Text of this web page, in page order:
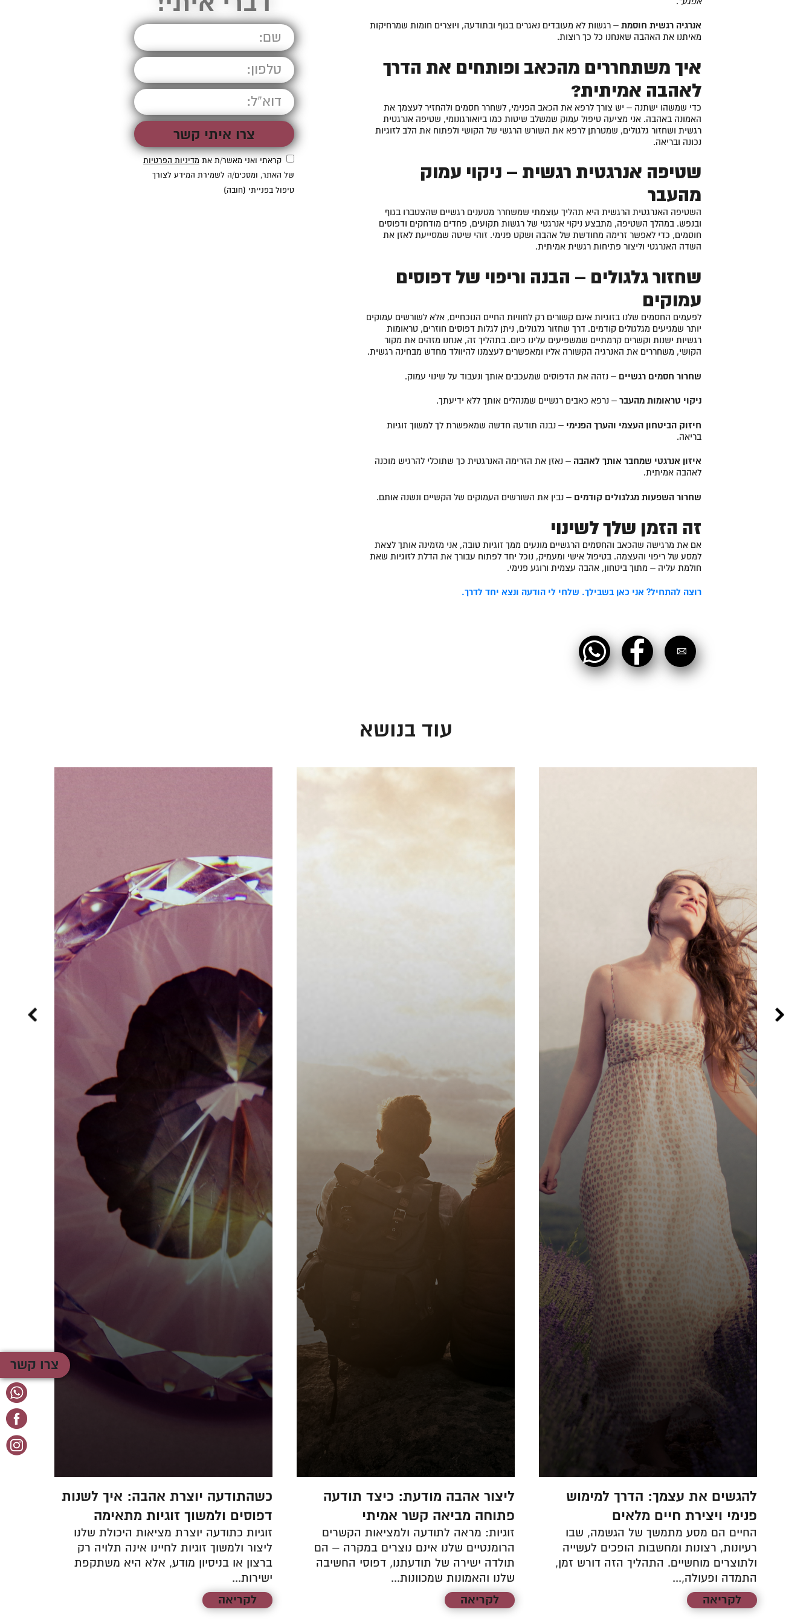
צרו קשר
קראתי ואני מאשר/ת את מדיניות הפרטיות
המידע לצורך טיפול בפנייתי (חובה)
אנרגיה רגשית חוסמת – רגשות לא מעובדים נאגרים בגוף ובתודעה, ויוצרים חומות שמרחיקות
מאיתנו את האהבה שאנחנו כל כך רוצות.
איך משתחררים מהכאב ופותחים את הדרך
לאהבה אמיתית?
כדי שמשהו ישתנה – יש צורך לרפא את הכאב הפנימי, לשחרר חסמים ולהחזיר לעצמך את
האמונה באהבה. אני מציעה טיפול עמוק שמשלב שיטות כמו ביואורגונומי, שטיפה אנרגטית
רגשית ושחזור גלגולים, שמטרתן לרפא את השורש הרגשי של הקושי ולפתוח את הלב לזוגיות
נכונה ובריאה.
שטיפה אנרגטית רגשית – ניקוי עמוק
מהעבר
השטיפה האנרגטית הרגשית היא תהליך עוצמתי שמשחרר מטענים רגשיים שהצטברו בגוף
ובנפש. במהלך השטיפה, מתבצע ניקוי אנרגטי של רגשות תקועים, פחדים מודחקים ודפוסים
חוסמים, כדי לאפשר זרימה מחודשת של אהבה ושקט פנימי. זוהי שיטה שמסייעת לאזן את
השדה האנרגטי וליצור פתיחות רגשית אמיתית.
שחזור גלגולים – הבנה וריפוי של דפוסים
עמוקים
לפעמים החסמים שלנו בזוגיות אינם קשורים רק לחוויות החיים הנוכחיים, אלא לשורשים עמוקים
יותר שמגיעים מגלגולים קודמים. דרך שחזור גלגולים, ניתן לגלות דפוסים חוזרים, טראומות
רגשיות ישנות וקשרים קרמתיים שמשפיעים עלינו כיום. בתהליך זה, אנחנו מזהים את מקור
הקושי, משחררים את האנרגיה הקשורה אליו ומאפשרים לעצמנו להיוולד מחדש מבחינה רגשית.
שחרור חסמים רגשיים – נזהה את הדפוסים שמעכבים אותך ונעבוד על שינוי עמוק.
ניקוי טראומות מהעבר – נרפא כאבים רגשיים שמנהלים אותך ללא ידיעתך.
חיזוק הביטחון העצמי והערך הפנימי – נבנה תודעה חדשה שמאפשרת לך למשוך זוגיות
בריאה.
איזון אנרגטי שמחבר אותך לאהבה – נאזן את הזרימה האנרגטית כך שתוכלי להרגיש מוכנה
לאהבה אמיתית.
שחרור השפעות מגלגולים קודמים – נבין את השורשים העמוקים של הקשיים ונשנה אותם.
זה הזמן שלך לשינוי
אם את מרגישה שהכאב והחסמים הרגשיים מונעים ממך זוגיות טובה, אני מזמינה אותך לצאת
למסע של ריפוי והעצמה. בטיפול אישי ומעמיק, נוכל יחד לפתוח עבורך את הדלת לזוגיות שאת
חולמת עליה – מתוך ביטחון, אהבה עצמית ורוגע פנימי.
רוצה להתחיל? אני כאן בשבילך. שלחי לי הודעה ונצא יחד לדרך.
קראתי ואני מאשר/ת אתמדיניות הפרטיות
של האתר, ומסכים/ה לשמירת המידע לצורך
טיפול בפנייתי (חובה)
עוד בנושא
להגשים את עצמך: הדרך למימוש
פנימי ויצירת חיים מלאים
החיים הם מסע מתמשך של הגשמה, שבו
רעיונות, רצונות ומחשבות הופכים לעשייה
ולתוצרים מוחשיים. התהליך הזה דורש זמן,
התמדה ופעולה,...
לקריאה
ליצור אהבה מודעת: כיצד תודעה
פתוחה מביאה קשר אמיתי
זוגיות: מראה לתודעה ולמציאות הקשרים
הרומנטיים שלנו אינם נוצרים במקרה – הם
תולדה ישירה של תודעתנו, דפוסי החשיבה
שלנו והאמונות שמכוונות...
לקריאה
כשהתודעה יוצרת אהבה: איך לשנות
דפוסים ולמשוך זוגיות מתאימה
זוגיות כתודעה יוצרת מציאות היכולת שלנו
ליצור ולמשוך זוגיות לחיינו אינה תלויה רק
ברצון או בניסיון מודע, אלא היא משתקפת
ישירות...
לקריאה